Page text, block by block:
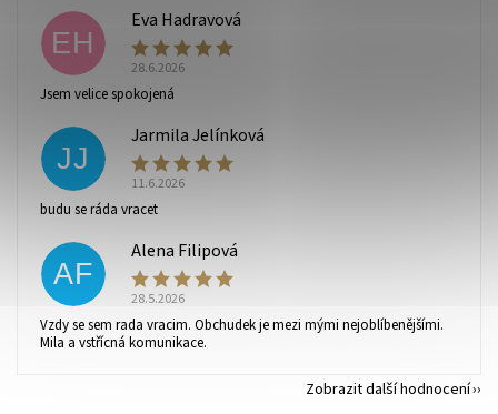
Vaše osobní údaje budou zpracovány dle
ochrany osobních údajů
EH
Eva Hadravová
28.6.2026
Jsem velice spokojená
JJ
Jarmila Jelínková
11.6.2026
budu se ráda vracet
AF
Alena Filipová
28.5.2026
Vzdy se sem rada vracim. Obchudek je mezi mými nejoblíbenějšími.
Mila a vstřícná komunikace.
Zobrazit další hodnocení